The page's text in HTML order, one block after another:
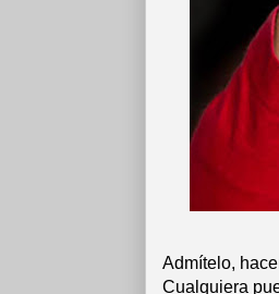
Admítelo,
Cualquiera